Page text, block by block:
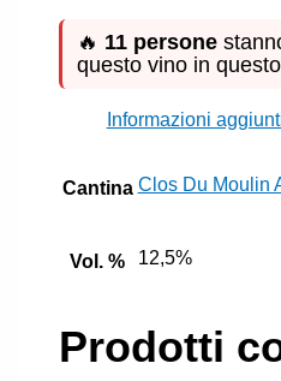
🔥 11 persone
questo vino in
Informazioni
Cantina Clos Du Moulin
Vol. % 12,5%
Prodotti